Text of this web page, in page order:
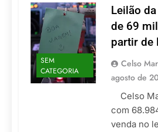
Balanger
comando
São
5 De Agosto
LATAM
rotas na
de
5 De
Azul
diretos
Alegre e
em
SEM
CATEGORIA
Leilão
de 69
partir de
Celso
agosto de
Celso
com
venda no